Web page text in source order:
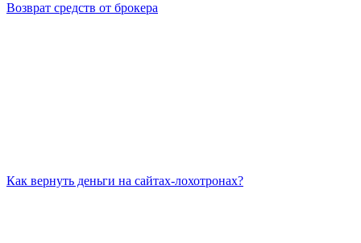
Возврат средств от брокера
Как вернуть деньги на сайтах-лохотронах?